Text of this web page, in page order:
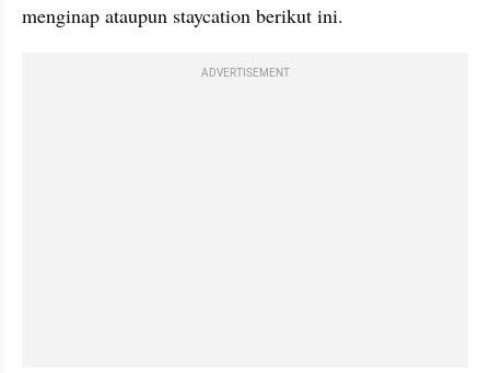
menginap ataupun staycation berikut ini.
ADVERTISEMENT